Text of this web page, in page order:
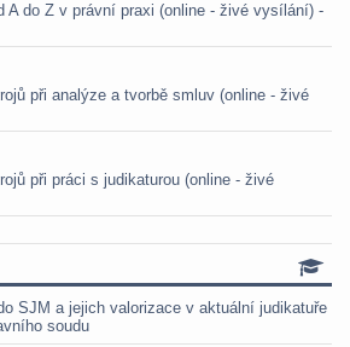
A do Z v právní praxi (online - živé vysílání) -
při analýze a tvorbě smluv (online - živé
při práci s judikaturou (online - živé
SJM a jejich valorizace v aktuální judikatuře
soudu